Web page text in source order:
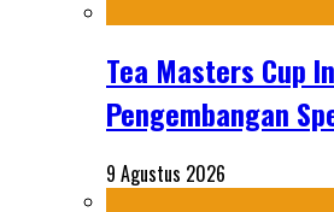
Tea Masters Cup
Pengembangan
9 Agustus 2026